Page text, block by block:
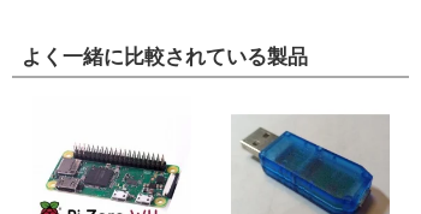
よく一緒に比較されている製品